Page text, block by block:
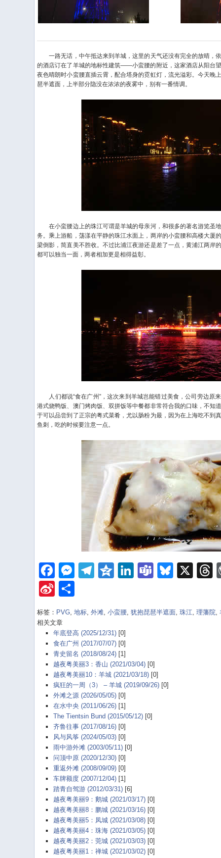
一路无话，中午抵达来到羊城，这里的天气还没有完全的放晴，
的酒店订在了羊城的地标性建筑——小蛮腰的附近，这家酒店从阳台
夜色晴朗时小蛮腰直插云霄，配合塔身的霓虹灯，流光溢彩。今天晚
琶半遮面，上半部分隐没在浓浓的夜雾中，别有一番情调。
在小蛮腰边上的珠江可谓是羊城的母亲河，和很多的著名游览圣
务。乘上游船，荡漾在平静的珠江水面上，两岸的小蛮腰和高楼大厦
梁倒影，简直美不胜收。不过比浦江夜游还是差了一点，黄浦江两岸
都可以独当一面，两者相加更是相得益彰。
人们都说“食在广州”，这次来到羊城岂能错过美食，公司旁边原
港式烧鸭饭、澳门烤肉饭、双拼饭等中餐都非常符合我的口味，不知
于可以品尝到了正宗的粤式菜肴，尤以肠粉为最，因为在上海吃不到
鱼刺，吃的时候要注意一点。
Facebook
Messenger
Telegram
Qzone
LinkedIn
TeamsX
Sina
Weibo
标签： PVG ,地标 ,外滩 ,小蛮腰 ,犹抱琵琶半遮面 ,珠江 ,理藩院 ,
相关文章
年底登高 (2025/12/31)[0]
食在广州 (2017/07/07)[0]
青史留名 (2018/08/24)[1]
越夜粤美丽3：香山 (2021/03/04)[0]
越夜粤美丽10：羊城 (2021/03/18)[0]
疯狂的一周（3） – 羊城 (2019/09/26)[0]
外滩之源 (2026/05/05)[0]
在水中央 (2011/06/26)[1]
The Tientsin Bund (2015/05/12)[0]
齐鲁往事 (2017/08/16)[0]
风与风筝 (2024/05/03)[0]
雨中游外滩 (2003/05/11)[0]
问顶中原 (2020/12/30)[0]
重返外滩 (2008/09/09)[0]
车牌额度 (2007/12/04)[1]
踏青自驾游 (2012/03/31)[6]
越夜粤美丽9：鹅城 (2021/03/17)[0]
越夜粤美丽8：鹏城 (2021/03/16)[0]
越夜粤美丽5：凤城 (2021/03/08)[0]
越夜粤美丽4：珠海 (2021/03/05)[0]
越夜粤美丽2：莞城 (2021/03/03)[0]
越夜粤美丽1：禅城 (2021/03/02)[0]